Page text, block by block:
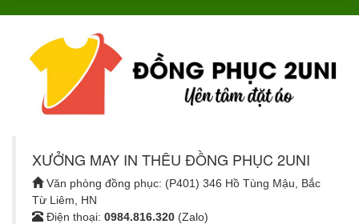
XƯỞNG MAY IN THÊU ĐỒNG PHỤC 2UNI
Văn phòng đồng phục: (P401) 346 Hồ Tùng Mậu, Bắc
Từ Liêm, HN
Điện thoại: 0984.816.320 (Zalo)